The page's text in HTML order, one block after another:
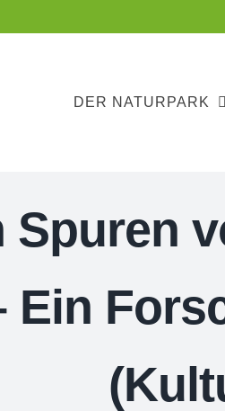
DER NATURPARK
Spuren
Ein